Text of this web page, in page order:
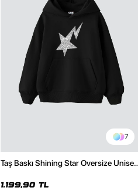
7
Taş Baskı Shining Star Oversize Unisex
1.199,90 TL